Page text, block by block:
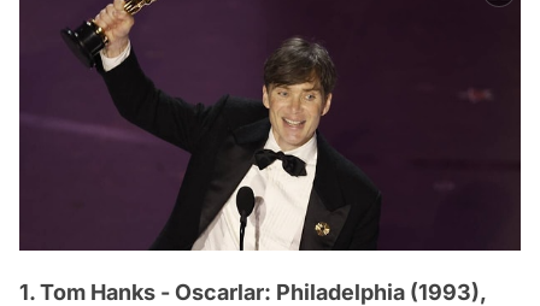
1. Tom Hanks - Oscarlar: Philadelphia (1993),